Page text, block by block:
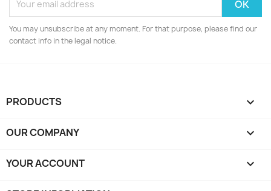
You may unsubscribe at any moment. For that purpose, please find our
contact info in the legal notice.
PRODUCTS 
OUR COMPANY 
YOUR ACCOUNT 